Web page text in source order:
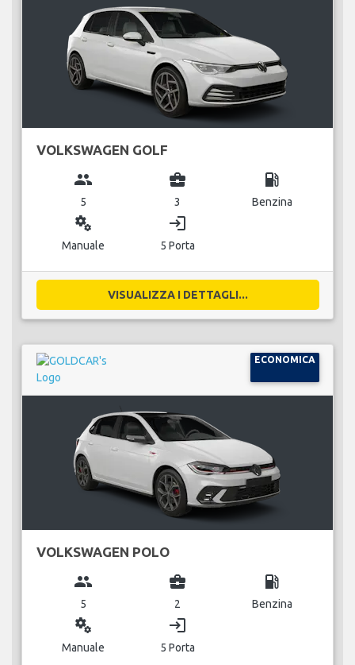
VOLKSWAGEN GOLF
group
5
business_center
3
local_gas_station
Benzina
miscellaneous_services
Manuale
login
5 Porta
VISUALIZZA I DETTAGLI...
ECONOMICA
VOLKSWAGEN POLO
group
5
business_center
2
local_gas_station
Benzina
miscellaneous_services
Manuale
login
5 Porta